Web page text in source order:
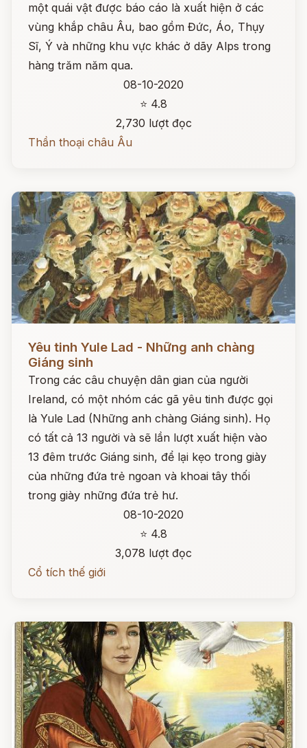
một quái vật được báo cáo là xuất hiện ở các
vùng khắp châu Âu, bao gồm Đức, Áo, Thụy
Sĩ, Ý và những khu vực khác ở dãy Alps trong
hàng trăm năm qua.
08-10-2020
⭐ 4.8
2,730 lượt đọc
Thần thoại châu Âu
Yêu tinh Yule Lad - Những anh chàng
Giáng sinh
Trong các câu chuyện dân gian của người
Ireland, có một nhóm các gã yêu tinh được gọi
là Yule Lad (Những anh chàng Giáng sinh). Họ
có tất cả 13 người và sẽ lần lượt xuất hiện vào
13 đêm trước Giáng sinh, để lại kẹo trong giày
của những đứa trẻ ngoan và khoai tây thối
trong giày những đứa trẻ hư.
08-10-2020
⭐ 4.8
3,078 lượt đọc
Cổ tích thế giới